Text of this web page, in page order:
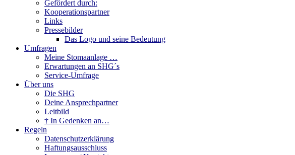
Gefördert durch:
Kooperationspartner
Links
Pressebilder
Das Logo und seine Bedeutung
Umfragen
Meine Stomaanlage …
Erwartungen an SHG´s
Service-Umfrage
Über uns
Die SHG
Deine Ansprechpartner
Leitbild
† In Gedenken an…
Regeln
Datenschutzerklärung
Haftungsausschluss